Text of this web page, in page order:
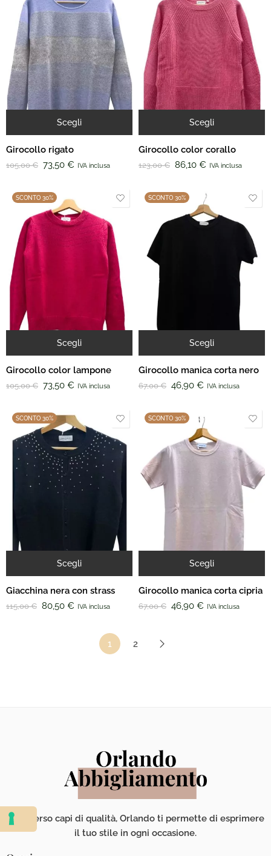
Scegli
Girocollo rigato
105,00€ 73,50 € IVA inclusa
Scegli
Girocollo color corallo
123,00€ 86,10 € IVA inclusa
SCONTO 30%
Scegli
Girocollo color lampone
105,00€ 73,50 € IVA inclusa
SCONTO 30%
Scegli
Girocollo manica corta nero
67,00€ 46,90 € IVA inclusa
SCONTO 30%
Scegli
Giacchina nera con strass
115,00€ 80,50 € IVA inclusa
SCONTO 30%
Scegli
Girocollo manica corta cipria
67,00€ 46,90 € IVA inclusa
1 2
Attraverso capi di qualità, Orlando ti permette di esprimere
il tuo stile in ogni occasione.